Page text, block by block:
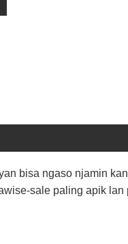
bisa ngaso njamin
sale paling apik lan